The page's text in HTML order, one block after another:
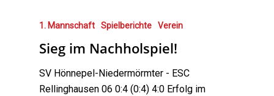
1. Mannschaft Spielberichte Verein
Sieg im Nachholspiel!
SV Hönnepel-Niedermörmter - ESC
Rellinghausen 06 0:4 (0:4) 4:0 Erfolg im